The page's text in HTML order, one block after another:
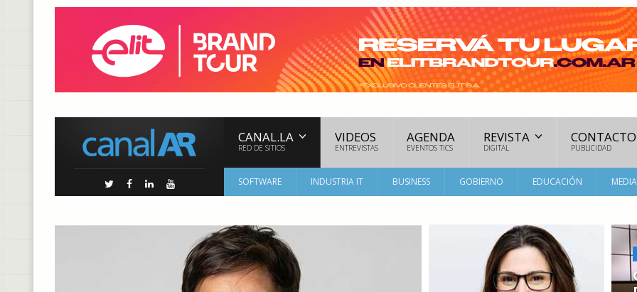
CANAL.LA
RED DE SITIOS
VIDEOS
ENTREVISTAS
AGENDA
EVENTOS TICS
REVISTA
DIGITAL
CONTACTO
PUBLICIDAD
SOFTWARE INDUSTRIA IT BUSINESS GOBIERNO EDUCACIÓN